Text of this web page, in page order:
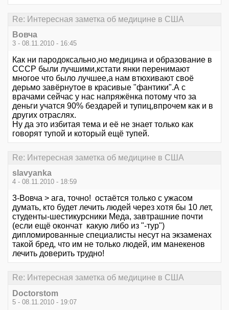
Re: Интересная заметка об медицине в США
Вовча
3 - 08.11.2010 - 16:45
Как ни пародоксально,но медицина и образование в
СССР были лучшими,кстати янки перенимают
многое что было лучшее,а нам втюхивают своё
дерьмо завёрнутое в красивые "фантики".А с
врачами сейчас у нас напряжёнка потому что за
деньги учатся 90% бездарей и тупиц,впрочем как и в
других отраслях.
Ну да это избитая тема и её не знает только как
говорят тупой и который ещё тупей.
Re: Интересная заметка об медицине в США
slavyanka
4 - 08.11.2010 - 18:59
3-Вовча > ага, точно! остаётся только с ужасом
думать, кто будет лечить людей через хотя бы 10 лет,
студенты-шестикурсники Меда, завтрашние почти
(если ещё окончат какую либо из "-тур")
дипломированные специалисты несут на экзаменах
такой бред, что им не только людей, им манекенов
лечить доверить трудно!
Re: Интересная заметка об медицине в США
Doctorstom
5 - 08.11.2010 - 19:07